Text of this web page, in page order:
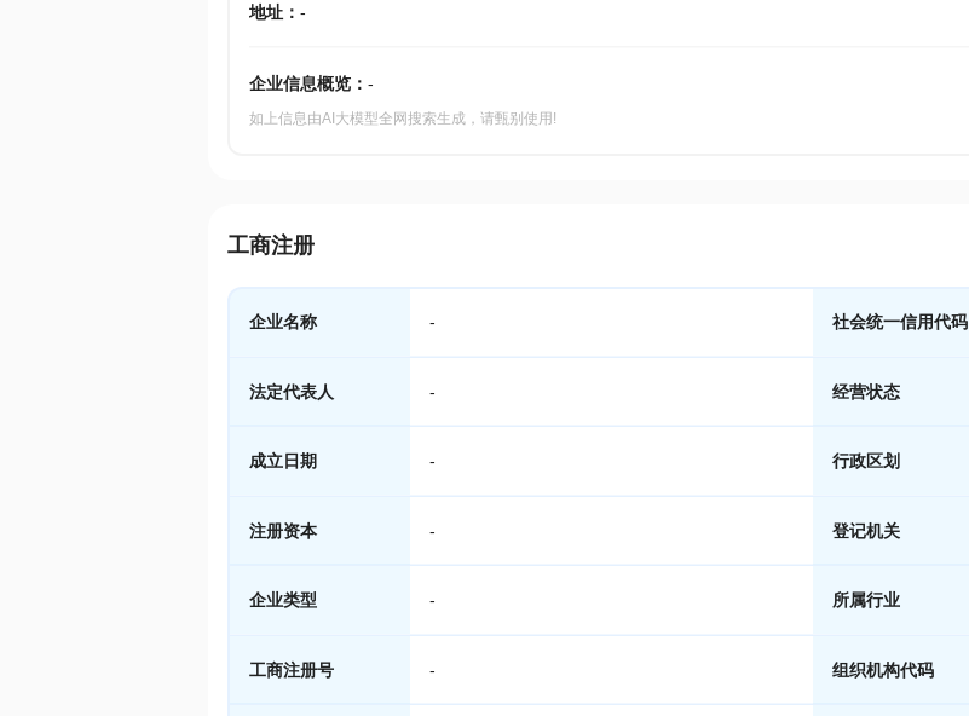
地址： -
企业信息概览： -
如上信息由AI大模型全网搜索生成，请甄别使用!
工商注册
企业名称 - 社会统一信用代码
法定代表人 - 经营状态
成立日期 - 行政区划
注册资本 - 登记机关
企业类型 - 所属行业
工商注册号 - 组织机构代码